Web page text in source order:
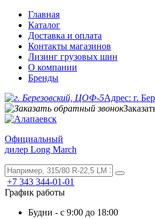
Главная
Каталог
Доставка и оплата
Контакты магазинов
Лизинг грузовых шин
О компании
Бренды
Адрес: г.
Официальный
дилер Long March
+7 343 344-01-01
График работы
Будни - с 9:00 до 18:00